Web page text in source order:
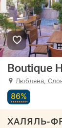
Boutique
Любляна,
86%
ХАЛЯЛЬ-